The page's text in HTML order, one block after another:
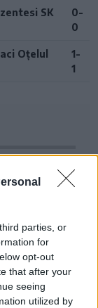
parties, or
for
opt-out
that after your
seeing
utilized by
SK
0-
0
Oțelul
1-
1
2.
kupában
a Sepsi